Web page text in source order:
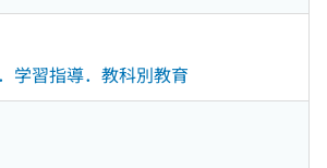
学習指導．教科別教育